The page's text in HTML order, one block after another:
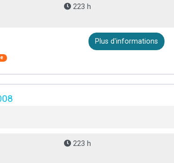
223 h
Plus d'informations
223 h